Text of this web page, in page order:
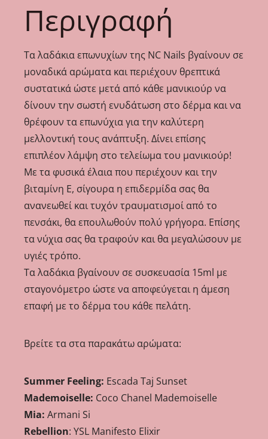
Περιγραφή
Τα λαδάκια επωνυχίων της NC Nails βγαίνουν σε
μοναδικά αρώματα και περιέχουν θρεπτικά
συστατικά ώστε μετά από κάθε μανικιούρ να
δίνουν την σωστή ενυδάτωση στο δέρμα και να
θρέφουν τα επωνύχια για την καλύτερη
μελλοντική τους ανάπτυξη. Δίνει επίσης
επιπλέον λάμψη στο τελείωμα του μανικιούρ!
Με τα φυσικά έλαια που περιέχουν και την
βιταμίνη Ε, σίγουρα η επιδερμίδα σας θα
ανανεωθεί και τυχόν τραυματισμοί από το
πενσάκι, θα επουλωθούν πολύ γρήγορα. Επίσης
τα νύχια σας θα τραφούν και θα μεγαλώσουν με
υγιές τρόπο.
Τα λαδάκια βγαίνουν σε συσκευασία 15ml με
σταγονόμετρο ώστε να αποφεύγεται η άμεση
επαφή με το δέρμα του κάθε πελάτη.
Βρείτε τα στα παρακάτω αρώματα:
Summer Feeling: Escada Taj Sunset
Mademoiselle: Coco Chanel Mademoiselle
Mia: Armani Si
Rebellion: YSL Manifesto Elixir